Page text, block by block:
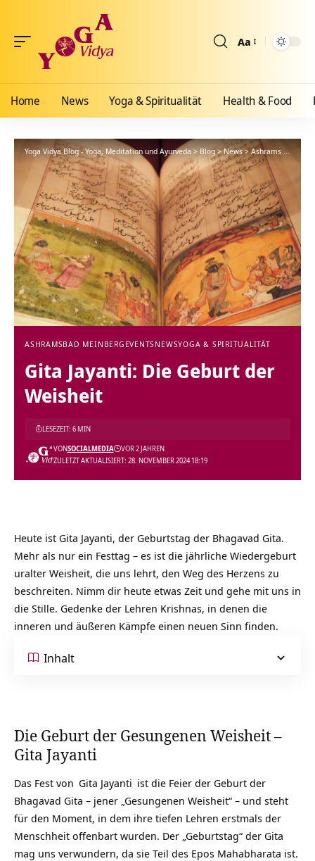
Aa
Home News Yoga & Spiritualität Health & Food
Yoga Vidya Blog - Yoga, Meditation und Ayurveda>Blog>News>Ashrams> Bad
ASHRAMSBAD MEINBERG EVENTSNEWSYOGA & SPIRITUALITÄT
Gita Jayanti: Die Geburt der
Weisheit
ZULETZT AKTUALISIERT: 28. NOVEMBER 2024 18:19
VONSOCIALMEDIA VOR 2 JAHREN
LESEZEIT: 6 MIN
Heute ist Gita Jayanti, der Geburtstag der Bhagavad Gita.
Mehr als nur ein Festtag – es ist die jährliche Wiedergeburt
uralter Weisheit, die uns lehrt, den Weg des Herzens zu
beschreiten. Nimm dir heute etwas Zeit und gehe mit uns in
die Stille. Gedenke der Lehren Krishnas, in denen die
inneren und äußeren Kämpfe einen neuen Sinn finden.
Inhalt
Die Geburt der Gesungenen Weisheit –
Gita Jayanti
Das Fest von Gita Jayanti ist die Feier der Geburt der
Bhagavad Gita – jener „Gesungenen Weisheit“ – und steht
für den Moment, in dem ihre tiefen Lehren erstmals der
Menschheit offenbart wurden. Der „Geburtstag“ der Gita
mag uns verwundern, da sie Teil des Epos Mahabharata ist.